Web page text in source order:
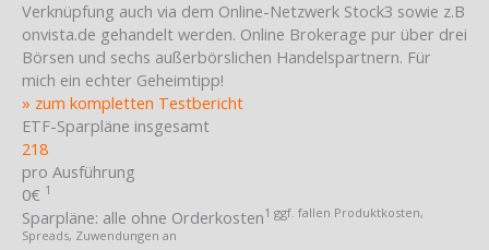
Verknüpfung auch via dem Online-Netzwerk Stock3 sowie z.B
onvista.de gehandelt werden. Online Brokerage pur über drei
Börsen und sechs außerbörslichen Handelspartnern. Für
mich ein echter Geheimtipp!
» zum kompletten Testbericht
ETF-Sparpläne insgesamt
218
pro Ausführung
0€ 1
Sparpläne: alle ohne Orderkosten1 ggf. fallen Produktkosten,
Spreads, Zuwendungen an